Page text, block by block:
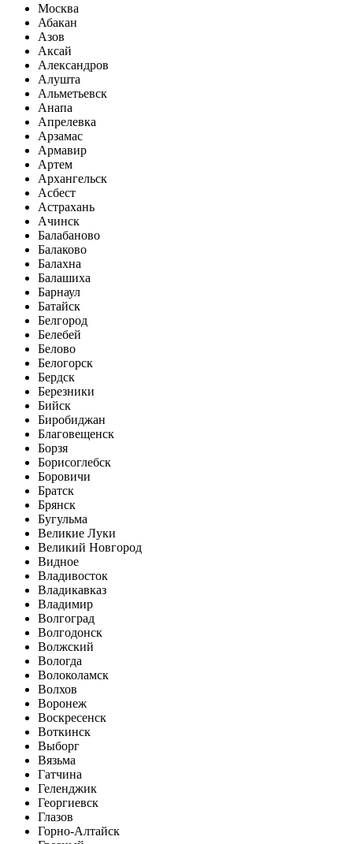
Москва
Абакан
Азов
Аксай
Александров
Алушта
Альметьевск
Анапа
Апрелевка
Арзамас
Армавир
Артем
Архангельск
Асбест
Астрахань
Ачинск
Балабаново
Балаково
Балахна
Балашиха
Барнаул
Батайск
Белгород
Белебей
Белово
Белогорск
Бердск
Березники
Бийск
Биробиджан
Благовещенск
Борзя
Борисоглебск
Боровичи
Братск
Брянск
Бугульма
Великие Луки
Великий Новгород
Видное
Владивосток
Владикавказ
Владимир
Волгоград
Волгодонск
Волжский
Вологда
Волоколамск
Волхов
Воронеж
Воскресенск
Воткинск
Выборг
Вязьма
Гатчина
Геленджик
Георгиевск
Глазов
Горно-Алтайск